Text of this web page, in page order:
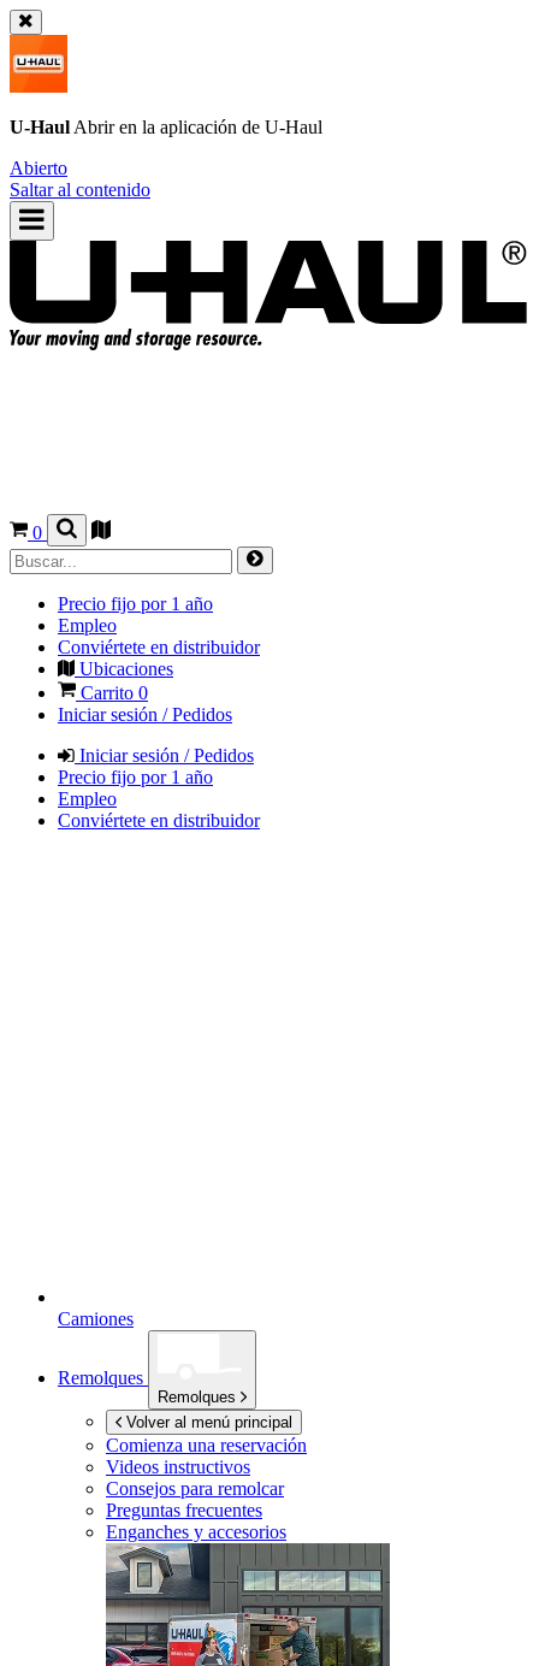
U-Haul Abrir en la aplicación de U-Haul
Abierto
Saltar al contenido
0
Precio fijo por 1 año
Empleo
Conviértete en distribuidor
Ubicaciones
Carrito 0
Iniciar sesión / Pedidos
Iniciar sesión / Pedidos
Precio fijo por 1 año
Empleo
Conviértete en distribuidor
Camiones
Remolques
Remolques
Volver al menú principal
Comienza una reservación
Videos instructivos
Consejos para remolcar
Preguntas frecuentes
Enganches y accesorios